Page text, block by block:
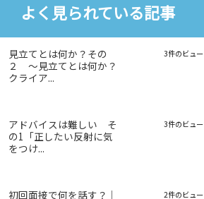
よく見られている記事
見立てとは何か？その
２ 〜見立てとは何か？
クライア...
3件のビュー
アドバイスは難しい そ
の1「正したい反射に気
をつけ...
3件のビュー
初回面接で何を話す？｜
2件のビュー